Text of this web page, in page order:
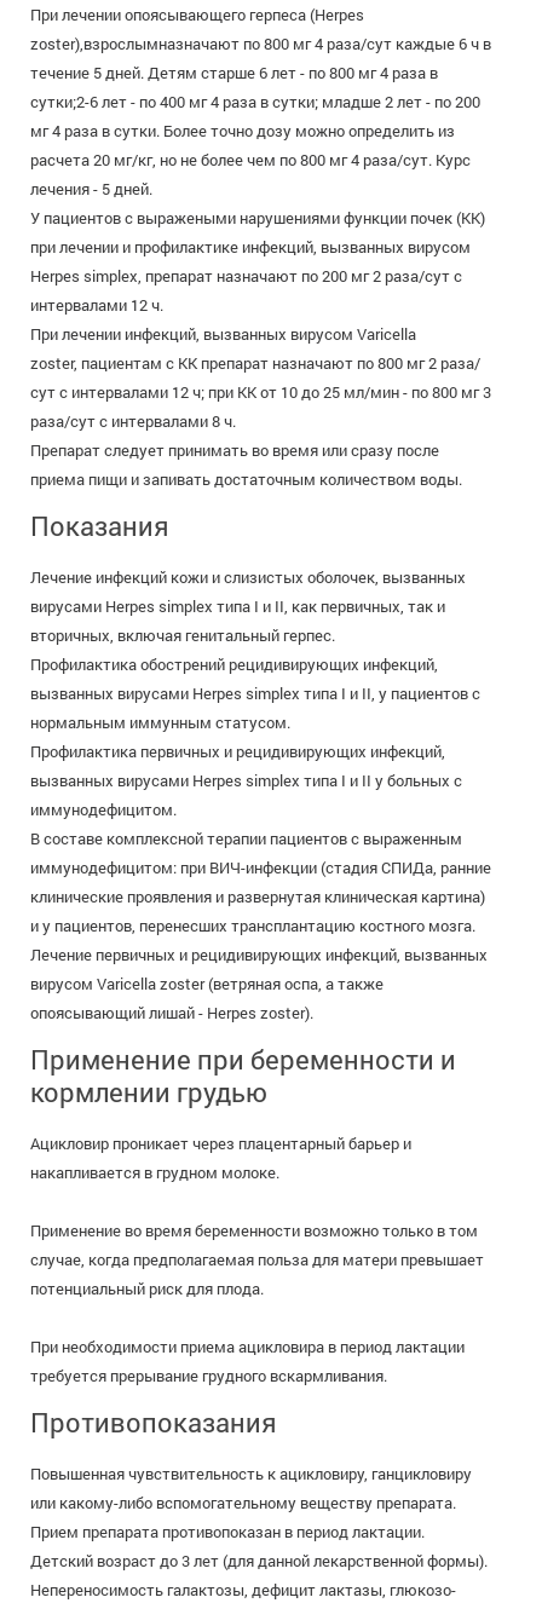
При лечении опоясывающего герпеса (Herpes
zoster),взрослымназначают по 800 мг 4 раза/cут каждые 6 ч в
течение 5 дней. Детям старше 6 лет - по 800 мг 4 раза в
сутки;2-6 лет - по 400 мг 4 раза в сутки; младше 2 лет - по 200
мг 4 раза в сутки. Более точно дозу можно определить из
расчета 20 мг/кг, но не более чем по 800 мг 4 раза/сут. Курс
лечения - 5 дней.
У пациентов с выражеными нарушениями функции почек (КК)
при лечении и профилактике инфекций, вызванных вирусом
Herpes simplex, препарат назначают по 200 мг 2 раза/сут с
интервалами 12 ч.
При лечении инфекций, вызванных вирусом Varicella
zoster, пациентам с КК препарат назначают по 800 мг 2 раза/
сут с интервалами 12 ч; при КК от 10 до 25 мл/мин - по 800 мг 3
раза/сут с интервалами 8 ч.
Препарат следует принимать во время или сразу после
приема пищи и запивать достаточным количеством воды.
Показания
Лечение инфекций кожи и слизистых оболочек, вызванных
вирусами Herpes simplex типа I и II, как первичных, так и
вторичных, включая генитальный герпес.
Профилактика обострений рецидивирующих инфекций,
вызванных вирусами Herpes simplex типа I и II, у пациентов с
нормальным иммунным статусом.
Профилактика первичных и рецидивирующих инфекций,
вызванных вирусами Herpes simplex типа I и II у больных с
иммунодефицитом.
В составе комплексной терапии пациентов с выраженным
иммунодефицитом: при ВИЧ-инфекции (стадия СПИДа, ранние
клинические проявления и развернутая клиническая картина)
и у пациентов, перенесших трансплантацию костного мозга.
Лечение первичных и рецидивирующих инфекций, вызванных
вирусом Varicella zoster (ветряная оспа, а также
опоясывающий лишай - Herpes zoster).
Применение при беременности и
кормлении грудью
Ацикловир проникает через плацентарный барьер и
накапливается в грудном молоке.
Применение во время беременности возможно только в том
случае, когда предполагаемая польза для матери превышает
потенциальный риск для плода.
При необходимости приема ацикловира в период лактации
требуется прерывание грудного вскармливания.
Противопоказания
Повышенная чувствительность к ацикловиру, ганцикловиру
или какому-либо вспомогательному веществу препарата.
Прием препарата противопоказан в период лактации.
Детский возраст до 3 лет (для данной лекарственной формы).
Непереносимость галактозы, дефицит лактазы, глюкозо-